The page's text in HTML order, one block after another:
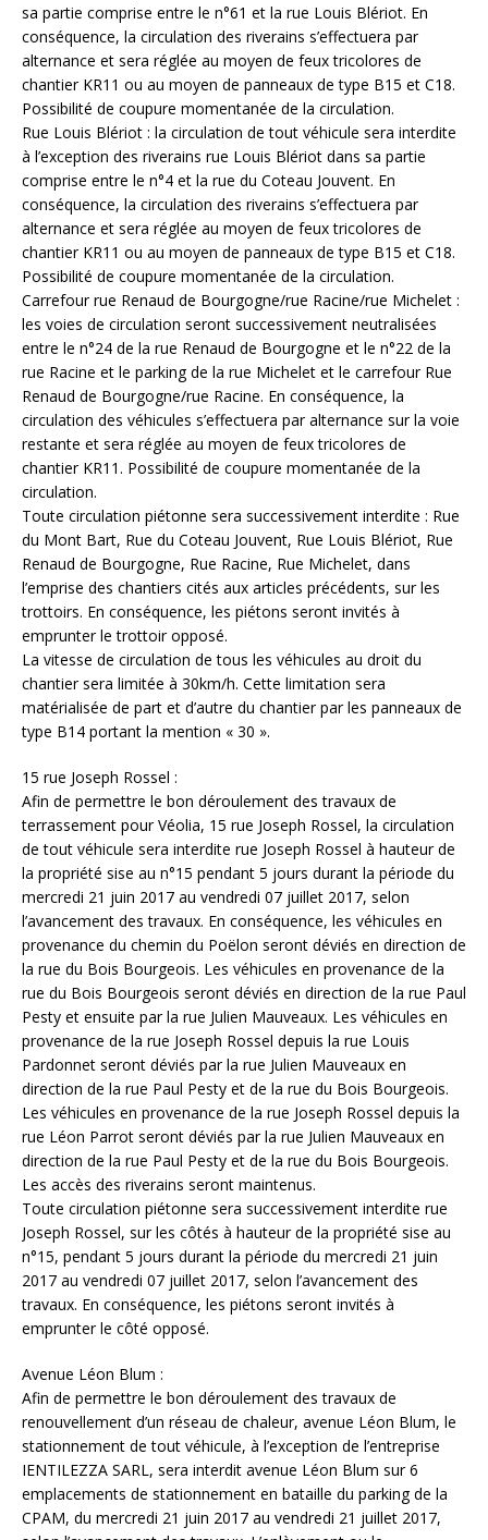
sa partie comprise entre le n°61 et la rue Louis Blériot. En
conséquence, la circulation des riverains s’effectuera par
alternance et sera réglée au moyen de feux tricolores de
chantier KR11 ou au moyen de panneaux de type B15 et C18.
Possibilité de coupure momentanée de la circulation.
Rue Louis Blériot : la circulation de tout véhicule sera interdite
à l’exception des riverains rue Louis Blériot dans sa partie
comprise entre le n°4 et la rue du Coteau Jouvent. En
conséquence, la circulation des riverains s’effectuera par
alternance et sera réglée au moyen de feux tricolores de
chantier KR11 ou au moyen de panneaux de type B15 et C18.
Possibilité de coupure momentanée de la circulation.
Carrefour rue Renaud de Bourgogne/rue Racine/rue Michelet :
les voies de circulation seront successivement neutralisées
entre le n°24 de la rue Renaud de Bourgogne et le n°22 de la
rue Racine et le parking de la rue Michelet et le carrefour Rue
Renaud de Bourgogne/rue Racine. En conséquence, la
circulation des véhicules s’effectuera par alternance sur la voie
restante et sera réglée au moyen de feux tricolores de
chantier KR11. Possibilité de coupure momentanée de la
circulation.
Toute circulation piétonne sera successivement interdite : Rue
du Mont Bart, Rue du Coteau Jouvent, Rue Louis Blériot, Rue
Renaud de Bourgogne, Rue Racine, Rue Michelet, dans
l’emprise des chantiers cités aux articles précédents, sur les
trottoirs. En conséquence, les piétons seront invités à
emprunter le trottoir opposé.
La vitesse de circulation de tous les véhicules au droit du
chantier sera limitée à 30km/h. Cette limitation sera
matérialisée de part et d’autre du chantier par les panneaux de
type B14 portant la mention « 30 ».
15 rue Joseph Rossel :
Afin de permettre le bon déroulement des travaux de
terrassement pour Véolia, 15 rue Joseph Rossel, la circulation
de tout véhicule sera interdite rue Joseph Rossel à hauteur de
la propriété sise au n°15 pendant 5 jours durant la période du
mercredi 21 juin 2017 au vendredi 07 juillet 2017, selon
l’avancement des travaux. En conséquence, les véhicules en
provenance du chemin du Poëlon seront déviés en direction de
la rue du Bois Bourgeois. Les véhicules en provenance de la
rue du Bois Bourgeois seront déviés en direction de la rue Paul
Pesty et ensuite par la rue Julien Mauveaux. Les véhicules en
provenance de la rue Joseph Rossel depuis la rue Louis
Pardonnet seront déviés par la rue Julien Mauveaux en
direction de la rue Paul Pesty et de la rue du Bois Bourgeois.
Les véhicules en provenance de la rue Joseph Rossel depuis la
rue Léon Parrot seront déviés par la rue Julien Mauveaux en
direction de la rue Paul Pesty et de la rue du Bois Bourgeois.
Les accès des riverains seront maintenus.
Toute circulation piétonne sera successivement interdite rue
Joseph Rossel, sur les côtés à hauteur de la propriété sise au
n°15, pendant 5 jours durant la période du mercredi 21 juin
2017 au vendredi 07 juillet 2017, selon l’avancement des
travaux. En conséquence, les piétons seront invités à
emprunter le côté opposé.
Avenue Léon Blum :
Afin de permettre le bon déroulement des travaux de
renouvellement d’un réseau de chaleur, avenue Léon Blum, le
stationnement de tout véhicule, à l’exception de l’entreprise
IENTILEZZA SARL, sera interdit avenue Léon Blum sur 6
emplacements de stationnement en bataille du parking de la
CPAM, du mercredi 21 juin 2017 au vendredi 21 juillet 2017,